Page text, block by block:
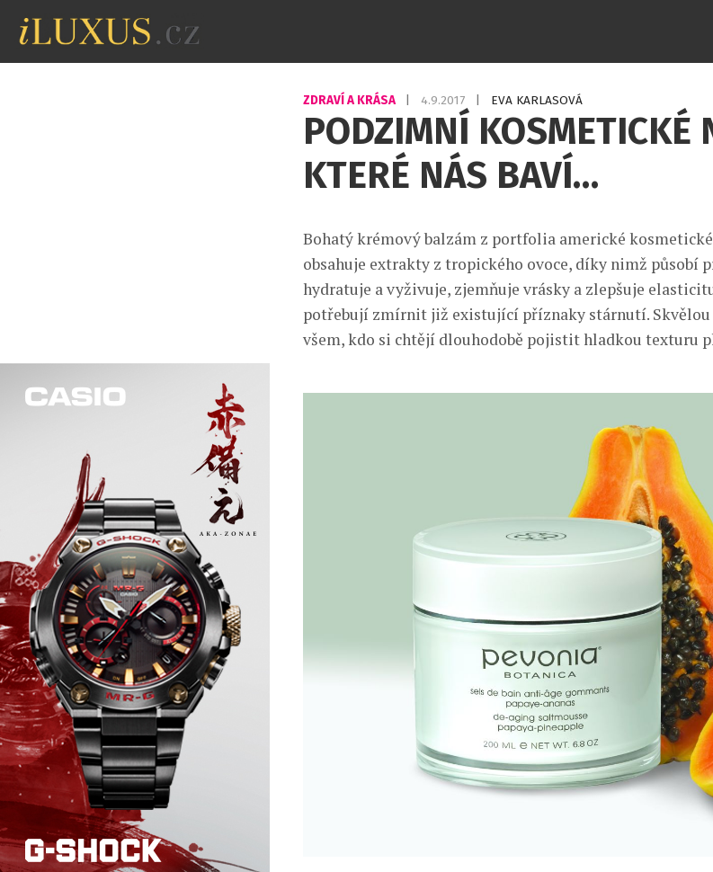
ZDRAVÍ A KRÁSA 4.9.2017 EVA KARLASOVÁ
PODZIMNÍ KOSMETICKÉ
KTERÉ NÁS BAVÍ…
Bohatý krémový balzám z portfolia americké kosmetické
obsahuje extrakty z tropického ovoce, díky nimž působí
hydratuje a vyživuje, zjemňuje vrásky a zlepšuje
potřebují zmírnit již existující příznaky stárnutí. Skvělou
všem, kdo si chtějí dlouhodobě pojistit hladkou texturu